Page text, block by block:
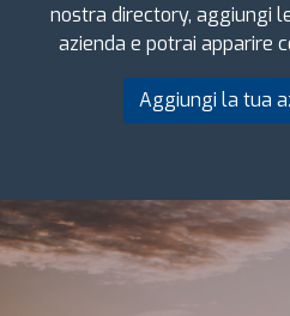
nostra directory, aggiungi
azienda e potrai apparire
Aggiungi la tua